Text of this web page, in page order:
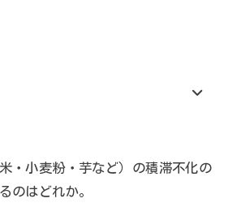
・小麦粉・芋など）の積滞不化の
のはどれか。